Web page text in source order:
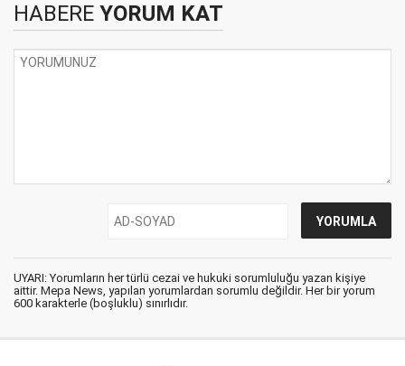
HABERE YORUM KAT
UYARI: Yorumların her türlü cezai ve hukuki sorumluluğu yazan kişiye
aittir. Mepa News, yapılan yorumlardan sorumlu değildir. Her bir yorum
600 karakterle (boşluklu) sınırlıdır.